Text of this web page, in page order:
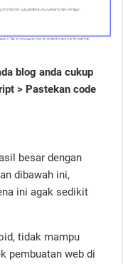
blog anda cukup
> Pastekan code
besar dengan
dibawah ini,
ini agak sedikit
tidak mampu
pembuatan web di